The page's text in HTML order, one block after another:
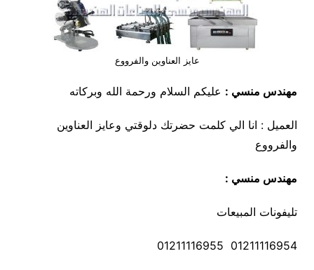
عايز العناوين والفرووع
مهندس منسي : عليكم السلام ورحمة الله وبركاته
العميل : انا الي كلمت حضرتك دلوقتي وعايز العناوين
والفرووع
مهندس منسي :
تليفونات المبيعات
01211116954 01211116955